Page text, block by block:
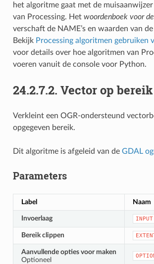
het algoritme gaat met de
van Processing. Het woordenboek voor
verschaft de NAME’s en waarden van
Bekijk Processing algoritmen gebruiken
voor details over hoe algoritmen van
voeren vanuit de console voor Python.
24.2.7.2. Vector op
Verkleint een OGR-ondersteund
opgegeven bereik.
Dit algoritme is afgeleid van de GDAL
Parameters
Label Naam
Invoerlaag INPUT
Bereik clippen
Aanvullende opties voor maken
Optioneel